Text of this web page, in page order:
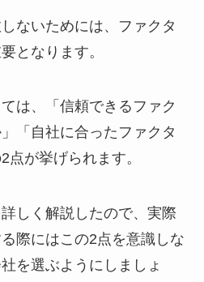
ないためには、ファクタ
となります。
は、「信頼できるファク
「自社に合ったファクタ
点が挙げられます。
しく解説したので、実際
際にはこの2点を意識しな
を選ぶようにしましょ